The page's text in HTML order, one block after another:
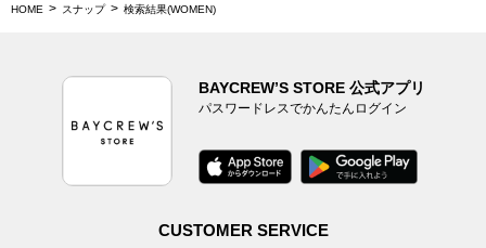
HOME スナップ 検索結果(WOMEN)
BAYCREW’S STORE 公式アプリ
パスワードレスでかんたんログイン
CUSTOMER SERVICE